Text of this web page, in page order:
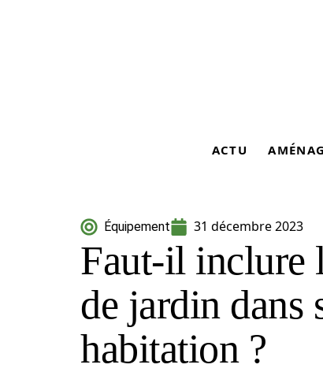
ACTU
Équipement 31 décembre 2023
Faut-il inclure
de jardin dans
habitation ?